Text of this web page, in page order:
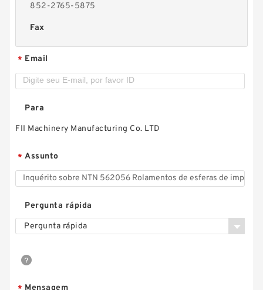
852-2765-5875
Fax
* Email
Para
FII Machinery Manufacturing Co. LTD
* Assunto
Pergunta rápida
Pergunta rápida
Mensagem